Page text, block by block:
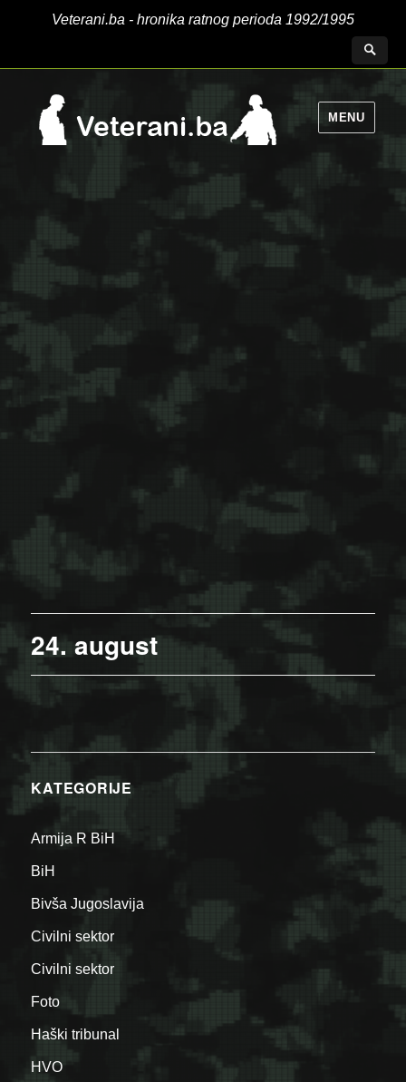
Veterani.ba - hronika ratnog perioda 1992/1995
MENU
24. august
KATEGORIJE
Armija R BiH
BiH
Bivša Jugoslavija
Civilni sektor
Civilni sektor
Foto
Haški tribunal
HVO